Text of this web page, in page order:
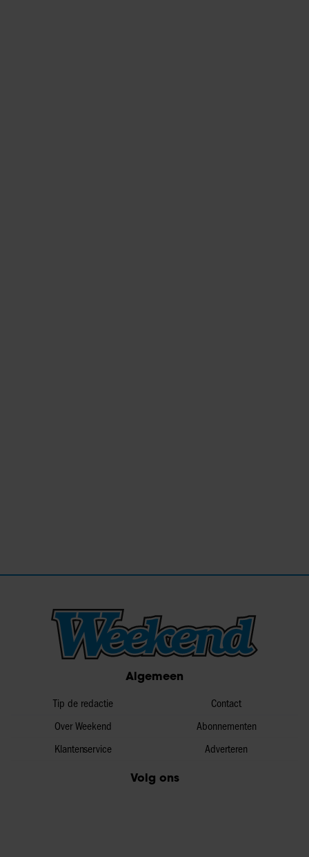
Algemeen
Tip de redactie
Over Weekend
Klantenservice
Contact
Abonnementen
Adverteren
Volg ons